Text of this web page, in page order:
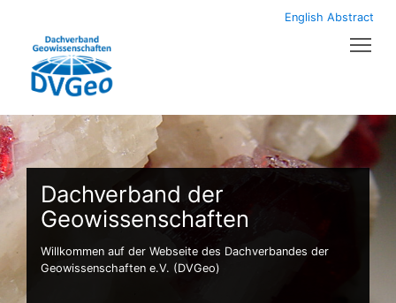
English Abstract
Dachverband der
Geowissenschaften
Willkommen auf der Webseite des Dachverbandes der
Geowissenschaften e.V. (DVGeo)